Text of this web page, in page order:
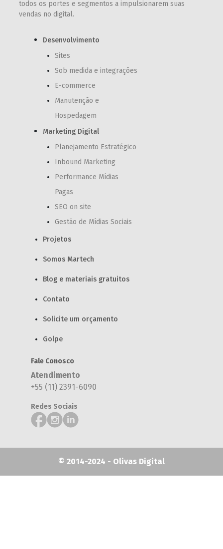
todos os portes e segmentos a impulsionarem suas
vendas no digital.
Desenvolvimento
Sites
Sob medida e integrações
E-commerce
Manutenção e
Hospedagem
Marketing Digital
Planejamento Estratégico
Inbound Marketing
Performance Mídias
Pagas
SEO on site
Gestão de Mídias Sociais
Projetos
Somos Martech
Blog e materiais gratuitos
Contato
Solicite um orçamento
Golpe
Fale Conosco
Atendimento
+55 (11) 2391-6090
Redes Sociais
© 2014-2024 - Olivas Digital